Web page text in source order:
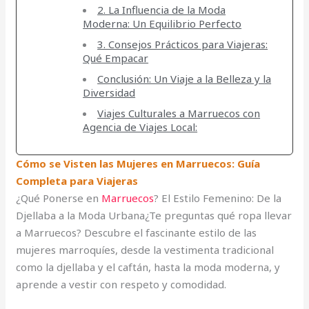
2. La Influencia de la Moda
Moderna: Un Equilibrio Perfecto
3. Consejos Prácticos para Viajeras:
Qué Empacar
Conclusión: Un Viaje a la Belleza y la
Diversidad
Viajes Culturales a Marruecos con
Agencia de Viajes Local:
Cómo se Visten las Mujeres en Marruecos: Guía
Completa para Viajeras
¿Qué Ponerse en Marruecos? El Estilo Femenino: De la
Djellaba a la Moda Urbana¿Te preguntas qué ropa llevar
a Marruecos? Descubre el fascinante estilo de las
mujeres marroquíes, desde la vestimenta tradicional
como la djellaba y el caftán, hasta la moda moderna, y
aprende a vestir con respeto y comodidad.